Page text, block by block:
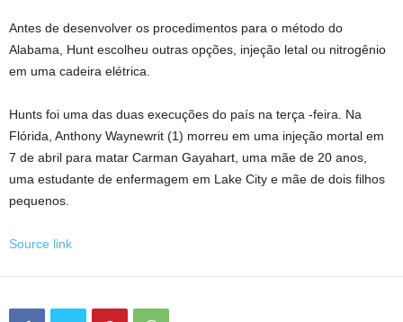
Antes de desenvolver os procedimentos para o método do
Alabama, Hunt escolheu outras opções, injeção letal ou nitrogênio
em uma cadeira elétrica.
Hunts foi uma das duas execuções do país na terça -feira. Na
Flórida, Anthony Waynewrit (1) morreu em uma injeção mortal em
7 de abril para matar Carman Gayahart, uma mãe de 20 anos,
uma estudante de enfermagem em Lake City e mãe de dois filhos
pequenos.
Source link